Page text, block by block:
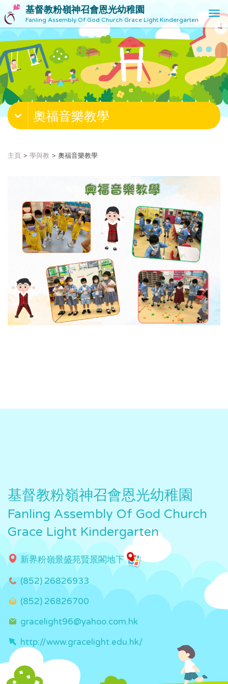
基督教粉嶺神召會恩光幼稚園
Fanling Assembly Of God Church Grace Light Kindergarten
T
o
g
l
e
v
g
奧福音樂教學
主頁 學與教 奧福音樂教學
基督教粉嶺神召會恩光幼稚園
Fanling Assembly Of God Church
Grace Light Kindergarten
新界粉嶺景盛苑賢景閣地下
(852) 26826933
(852) 26826700
gracelight96@yahoo.com.hk
http://www.gracelight.edu.hk/